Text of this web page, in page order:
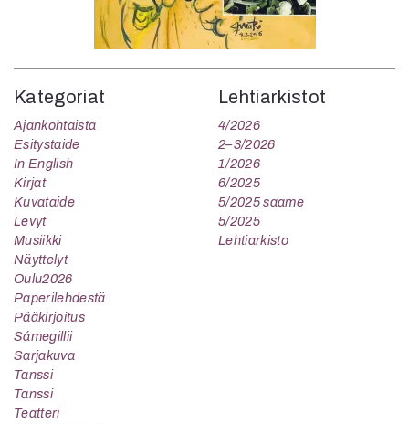
Kategoriat
Ajankohtaista
Esitystaide
In English
Kirjat
Kuvataide
Levyt
Musiikki
Näyttelyt
Oulu2026
Paperilehdestä
Pääkirjoitus
Sámegillii
Sarjakuva
Tanssi
Tanssi
Teatteri
Lehtiarkistot
4/2026
2–3/2026
1/2026
6/2025
5/2025 saame
5/2025
Lehtiarkisto